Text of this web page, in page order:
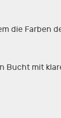
die Farben
mit